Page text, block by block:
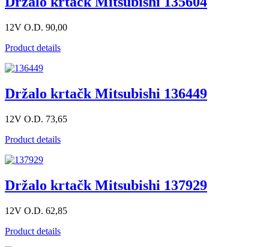
12V O.D. 90,00
Product details
Držalo krtačk Mitsubishi 136449
12V O.D. 73,65
Product details
Držalo krtačk Mitsubishi 137929
12V O.D. 62,85
Product details